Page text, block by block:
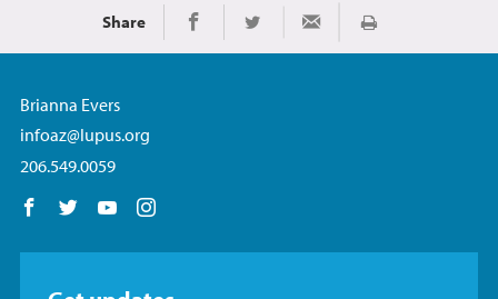
Share Share on Facebook
Share on TwitterShare via EmailImprimir
Brianna Evers
infoaz@lupus.org
206.549.0059
Follow us on Facebook
Follow us on Twitter
Follow us on YouTube